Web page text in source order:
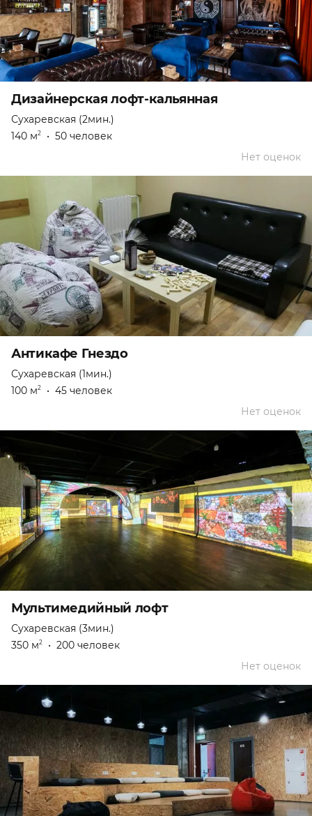
Дизайнерская лофт-кальянная
Сухаревская (2мин.)
140 м2 • 50 человек
Нет оценок
Антикафе Гнездо
Сухаревская (1мин.)
100 м2 • 45 человек
Нет оценок
Мультимедийный лофт
Сухаревская (3мин.)
350 м2 • 200 человек
Нет оценок